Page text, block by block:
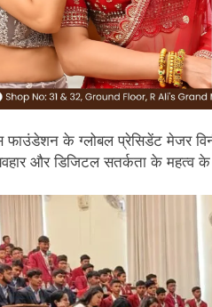
फाउंडेशन के ग्लोबल प्रेसिडेंट मेजर
और डिजिटल सतर्कता के महत्व